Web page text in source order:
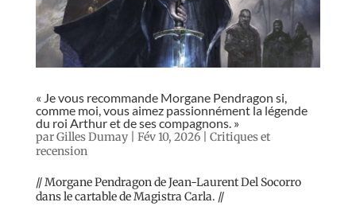
« Je vous recommande Morgane Pendragon si,
comme moi, vous aimez passionnément la légende
du roi Arthur et de ses compagnons. »
parGilles Dumay| Fév 10, 2026| Critiques et
recension
// Morgane Pendragon de Jean-Laurent Del Socorro
dans le cartable de Magistra Carla. //